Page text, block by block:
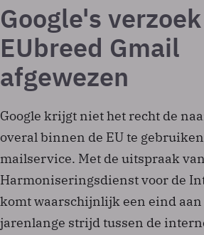
Google's
EUbreed Gmail
afgewezen
Google krijgt niet het recht de
overal binnen de EU te
mailservice. Met de uitspraak
Harmoniseringsdienst voor de
komt waarschijnlijk een eind aan
jarenlange strijd tussen de